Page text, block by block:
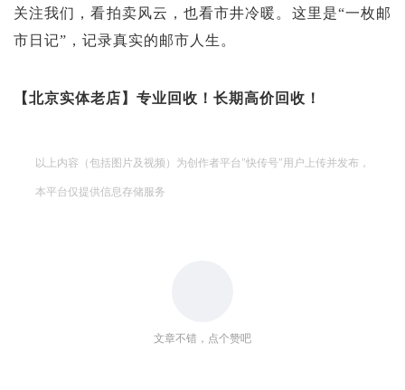
关注我们，看拍卖风云，也看市井冷暖。这里是“一枚邮
市日记”，记录真实的邮市人生。
【北京实体老店】专业回收！长期高价回收！
以上内容（包括图片及视频）为创作者平台"快传号"用户上传并发布，
本平台仅提供信息存储服务
文章不错，点个赞吧